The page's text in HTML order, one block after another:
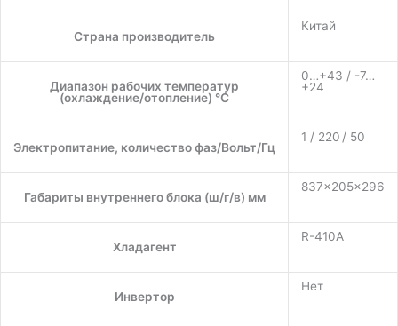
Страна производитель
Китай
Диапазон рабочих температур
(охлаждение/отопление) °C
0…+43 / -7…
+24
Электропитание, количество фаз/Вольт/Гц
1 / 220 / 50
Габариты внутреннего блока (ш/г/в) мм
837×205×296
Хладагент
R-410A
Инвертор
Нет